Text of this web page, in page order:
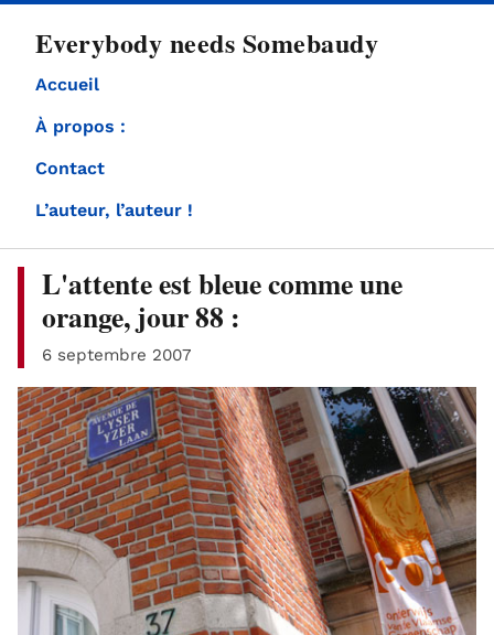
Everybody needs Somebaudy
Accueil
À propos :
Contact
L’auteur, l’auteur !
L'attente est bleue comme une
orange, jour 88 :
6 septembre 2007